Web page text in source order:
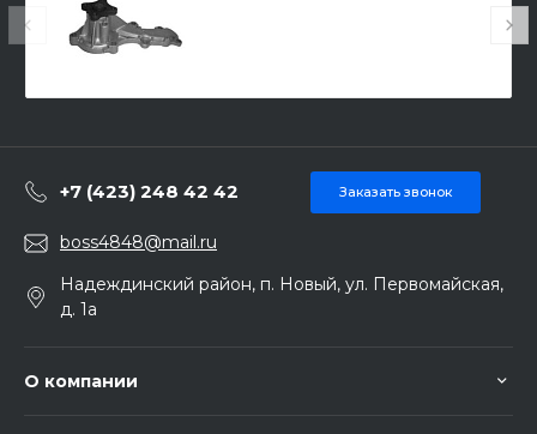
+7 (423) 248 42 42 Заказать звонок
boss4848@mail.ru
Надеждинский район, п. Новый, ул. Первомайская,
д. 1а
О компании